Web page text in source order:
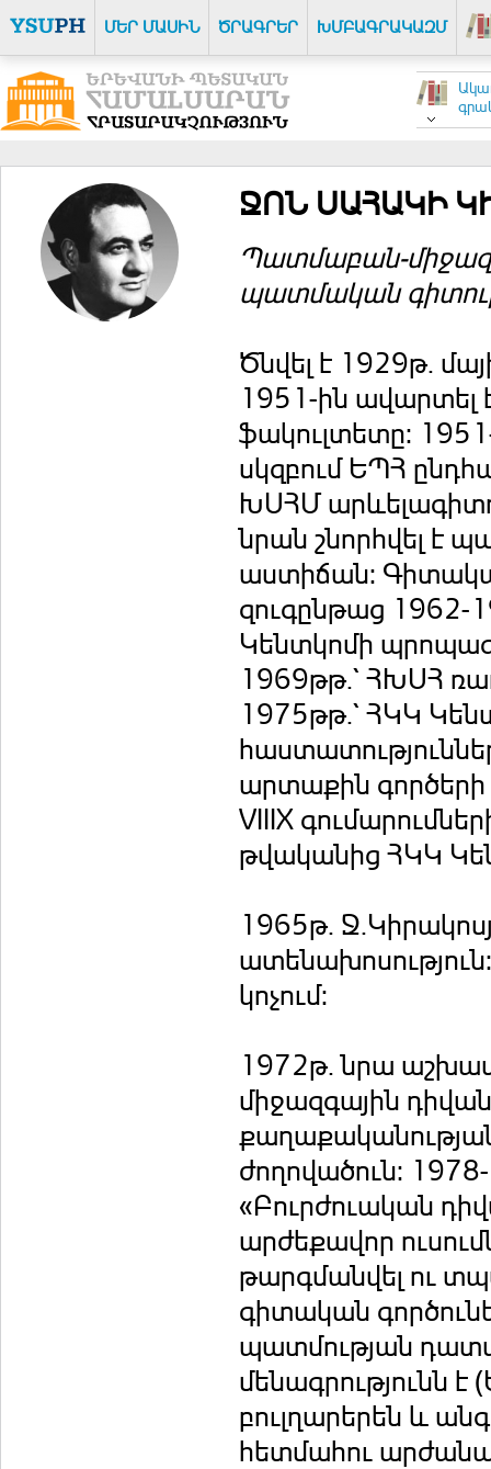
ՄԵՐ ՄԱՍԻՆ ԾՐԱԳՐԵՐ ԽՄԲԱԳՐԱԿԱԶՄ
ՋՈՆ ՍԱՀԱԿԻ
Պատմաբան-
պատմական
Ծնվել է 1929թ.
1951-ին ավարտել
ֆակուլտետը:
սկզբում ԵՊՀ
ԽՍՀՄ
նրան շնորհվել է
աստիճան:
զուգընթաց 1962-
Կենտկոմի
1969թթ.` ՀԽՍՀ
1975թթ.` ՀԿԿ
արտաքին
VIIIX
թվականից ՀԿԿ
1965թ.
կոչում:
1972թ. նրա
միջազգային
ժողովածուն:
«Բուրժուական
արժեքավոր
թարգմանվել ու
գիտական
պատմության
մենագրությունն
բուլղարերեն և
հետմահու